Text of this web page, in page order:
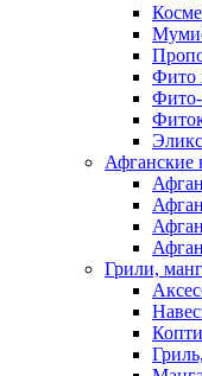
Фито
Афганские
Грили,